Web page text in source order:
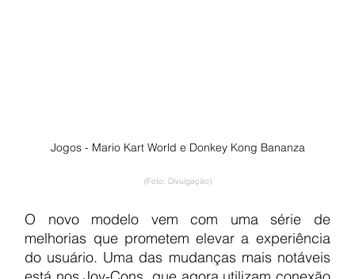
Jogos - Mario Kart World e Donkey Kong Bananza
(Foto: Divulgação)
O novo modelo vem com uma série de
melhorias que prometem elevar a experiência
do usuário. Uma das mudanças mais notáveis